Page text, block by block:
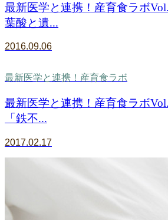
最新医学と連携！産育食ラボ
葉酸と遺...
2016.09.06
最新医学と連携！産育食ラボ
最新医学と連携！産育食ラボ
「鉄不...
2017.02.17